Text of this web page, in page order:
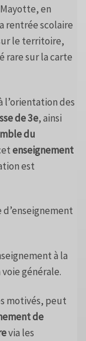
en
rentrée scolaire
le territoire,
rare sur la carte
l’orientation des
de 3e, ainsi
du
enseignement
est
d’enseignement
à la
générale.
motivés, peut
de
via les